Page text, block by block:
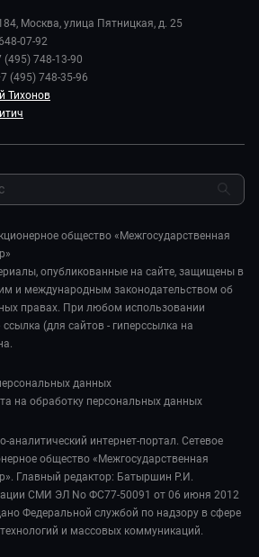
Москва, улица Пятницкая, д. 25
07-92
748-13-90
(495) 748-35-96
Тихонов
общество «Межгосударственная
опубликованные на сайте, защищены в
и международным законодательством об
правах. При любом использовании
(для сайтов - гиперссылка на
данных
на обработку персональных данных
интернет-портал. Сетевое
общество «Межгосударственная
Главный редактор: Батыршин Р.И.
СМИ ЭЛ No ФС77-50091 от 06 июня 2012
Федеральной службой по надзору в сфере
и массовых коммуникаций.